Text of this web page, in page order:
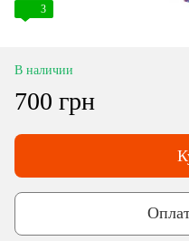
3
В наличии
700 грн